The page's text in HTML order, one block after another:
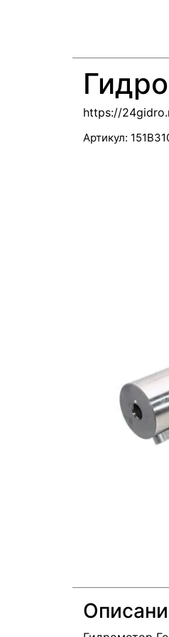
https://
Артикул: